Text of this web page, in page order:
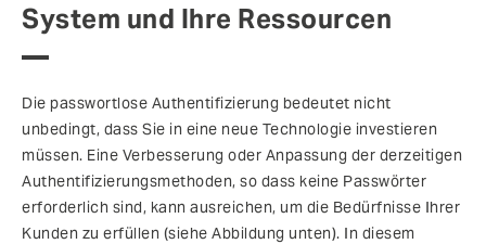
System und Ihre Ressourcen
Die passwortlose Authentifizierung bedeutet nicht
unbedingt, dass Sie in eine neue Technologie investieren
müssen. Eine Verbesserung oder Anpassung der derzeitigen
Authentifizierungsmethoden, so dass keine Passwörter
erforderlich sind, kann ausreichen, um die Bedürfnisse Ihrer
Kunden zu erfüllen (siehe Abbildung unten). In diesem